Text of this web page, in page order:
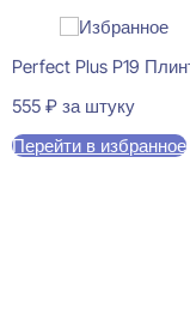
Perfect Plus P19
555 ₽ за штуку
Перейти в избранное